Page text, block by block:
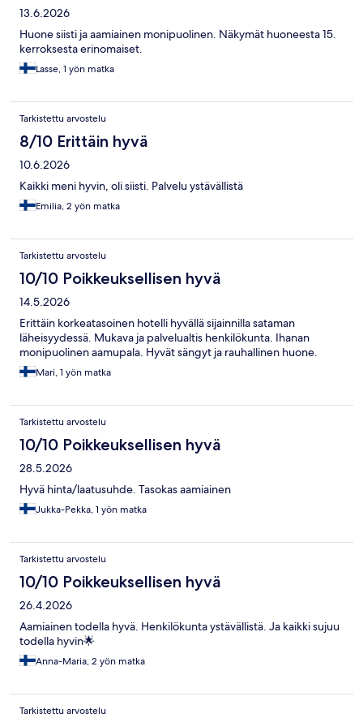
13.6.2026
Huone siisti ja aamiainen monipuolinen. Näkymät huoneesta 15.
kerroksesta erinomaiset.
Lasse, 1 yön matka
Tarkistettu arvostelu
8/10 Erittäin hyvä
10.6.2026
Kaikki meni hyvin, oli siisti. Palvelu ystävällistä
Emilia, 2 yön matka
Tarkistettu arvostelu
10/10 Poikkeuksellisen hyvä
14.5.2026
Erittäin korkeatasoinen hotelli hyvällä sijainnilla sataman
läheisyydessä. Mukava ja palvelualtis henkilökunta. Ihanan
monipuolinen aamupala. Hyvät sängyt ja rauhallinen huone.
Mari, 1 yön matka
Tarkistettu arvostelu
10/10 Poikkeuksellisen hyvä
28.5.2026
Hyvä hinta/laatusuhde. Tasokas aamiainen
Jukka-Pekka, 1 yön matka
Tarkistettu arvostelu
10/10 Poikkeuksellisen hyvä
26.4.2026
Aamiainen todella hyvä. Henkilökunta ystävällistä. Ja kaikki sujuu
todella hyvin🌟
Anna-Maria, 2 yön matka
Tarkistettu arvostelu